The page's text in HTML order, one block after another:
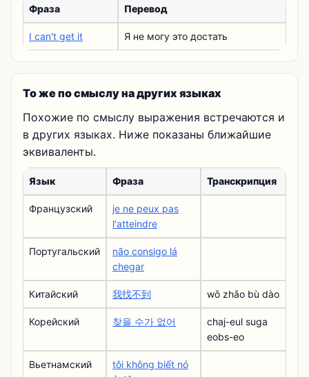
Фраза Перевод
I can't get it Я не могу это достать
То же по смыслу на других языках
Похожие по смыслу выражения встречаются и
в других языках. Ниже показаны ближайшие
эквиваленты.
Язык Фраза Транскрипция
Французский
je ne peux pas
l'atteindre
Португальский
não consigo lá
chegar
Китайский 我找不到 wǒ zhǎo bù dào
Корейский 찾을 수가 없어
chaj-eul suga
eobs-eo
Вьетнамский
tôi không biết nó